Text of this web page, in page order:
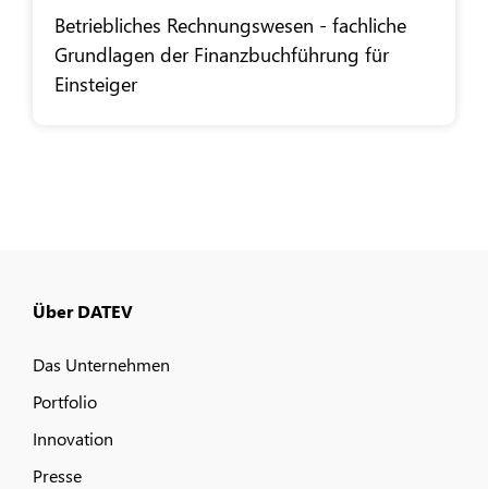
Betriebliches Rechnungswesen - fachliche
Grundlagen der Finanzbuchführung für
Einsteiger
Über DATEV
Das Unternehmen
Portfolio
Innovation
Presse